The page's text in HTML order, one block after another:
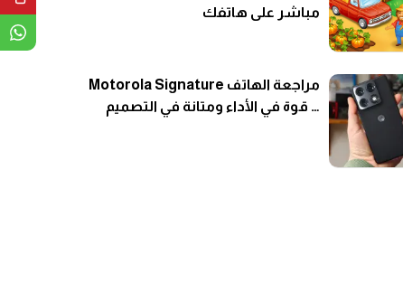
مباشر على هاتفك
مراجعة الهاتف Motorola Signature
… قوة في الأداء ومتانة في التصميم